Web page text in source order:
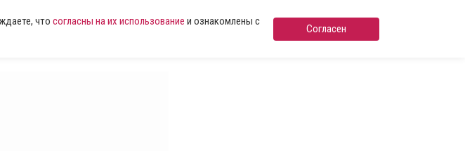
что согласны на их использование и ознакомлены с
Согласен